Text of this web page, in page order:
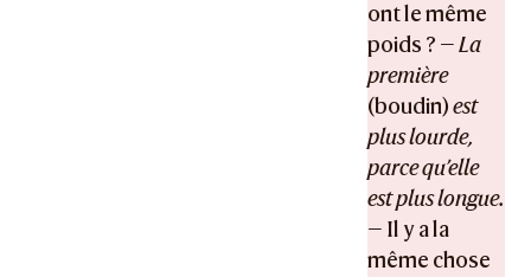
ont le même
poids ? —La
première
(boudin)est
plus lourde,
parce qu’elle
est plus longue.
— Il y a la
même chose